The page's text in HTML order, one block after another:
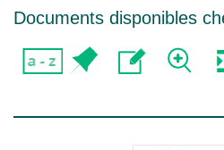
Documents disponibles